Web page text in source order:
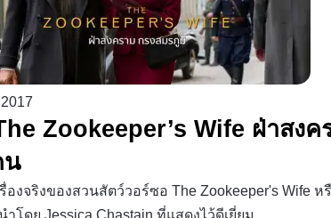
Zookeeper’s Wife ฝ่าสง
น
องจริงของสวนสัตว์วอร์ซอ The Zookeeper's Wife
ำโดย Jessica Chastain ที่แสดงไว้ดีเยี่ยม